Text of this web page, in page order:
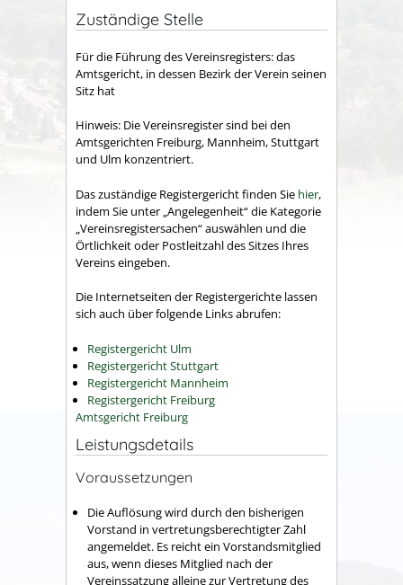
Zuständige Stelle
Für die Führung des Vereinsregisters: das
Amtsgericht, in dessen Bezirk der Verein seinen
Sitz hat
Hinweis: Die Vereinsregister sind bei den
Amtsgerichten Freiburg, Mannheim, Stuttgart
und Ulm konzentriert.
Das zuständige Registergericht finden Sie hier,
indem Sie unter „Angelegenheit“ die Kategorie
„Vereinsregistersachen“ auswählen und die
Örtlichkeit oder Postleitzahl des Sitzes Ihres
Vereins eingeben.
Die Internetseiten der Registergerichte lassen
sich auch über folgende Links abrufen:
Registergericht Ulm
Registergericht Stuttgart
Registergericht Mannheim
Registergericht Freiburg
Amtsgericht Freiburg
Leistungsdetails
Voraussetzungen
Die Auflösung wird durch den bisherigen
Vorstand in vertretungsberechtigter Zahl
angemeldet. Es reicht ein Vorstandsmitglied
aus, wenn dieses Mitglied nach der
Vereinssatzung alleine zur Vertretung des